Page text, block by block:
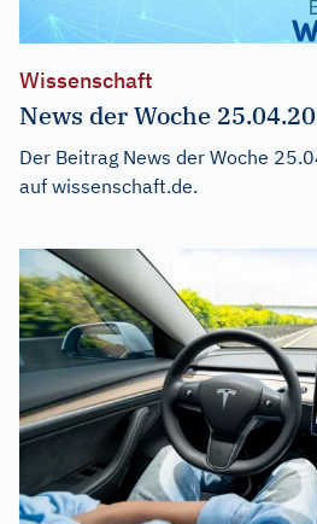
Wissenschaft
News der Woche
Der Beitrag News der Woche
auf wissenschaft.de.